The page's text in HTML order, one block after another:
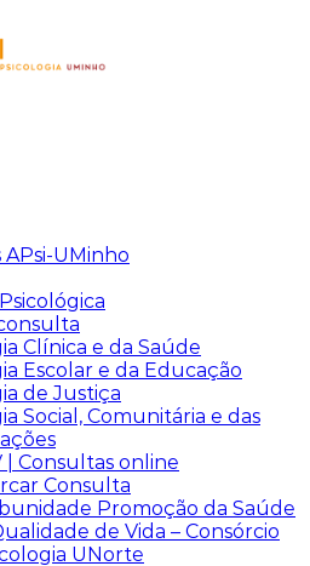
UMinho
Clínica e da Saúde
Escolar e da Educação
de Justiça
Social, Comunitária e das
| Consultas online
Consulta
Promoção da Saúde
de Vida – Consórcio
UNorte